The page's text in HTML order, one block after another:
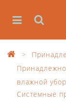
влажной
Системные